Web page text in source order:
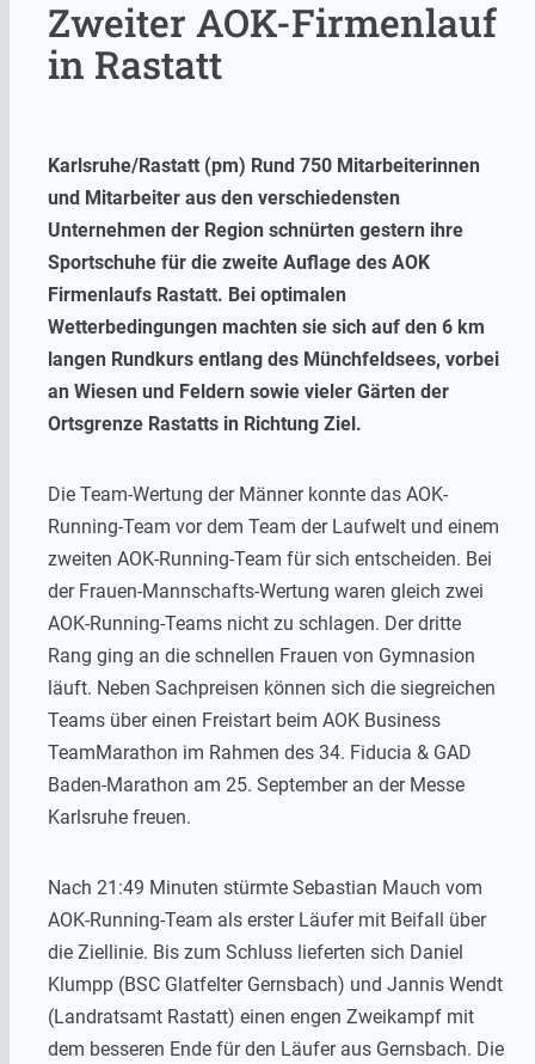
Zweiter AOK-Firmenlauf
in Rastatt
Karlsruhe/Rastatt (pm) Rund 750 Mitarbeiterinnen
und Mitarbeiter aus den verschiedensten
Unternehmen der Region schnürten gestern ihre
Sportschuhe für die zweite Auflage des AOK
Firmenlaufs Rastatt. Bei optimalen
Wetterbedingungen machten sie sich auf den 6 km
langen Rundkurs entlang des Münchfeldsees, vorbei
an Wiesen und Feldern sowie vieler Gärten der
Ortsgrenze Rastatts in Richtung Ziel.
Die Team-Wertung der Männer konnte das AOK-
Running-Team vor dem Team der Laufwelt und einem
zweiten AOK-Running-Team für sich entscheiden. Bei
der Frauen-Mannschafts-Wertung waren gleich zwei
AOK-Running-Teams nicht zu schlagen. Der dritte
Rang ging an die schnellen Frauen von Gymnasion
läuft. Neben Sachpreisen können sich die siegreichen
Teams über einen Freistart beim AOK Business
TeamMarathon im Rahmen des 34. Fiducia & GAD
Baden-Marathon am 25. September an der Messe
Karlsruhe freuen.
Nach 21:49 Minuten stürmte Sebastian Mauch vom
AOK-Running-Team als erster Läufer mit Beifall über
die Ziellinie. Bis zum Schluss lieferten sich Daniel
Klumpp (BSC Glatfelter Gernsbach) und Jannis Wendt
(Landratsamt Rastatt) einen engen Zweikampf mit
dem besseren Ende für den Läufer aus Gernsbach. Die